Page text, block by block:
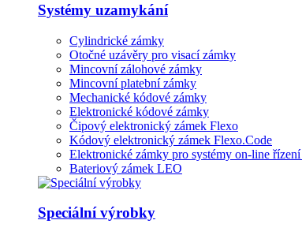
Systémy uzamykání
Cylindrické zámky
Otočné uzávěry pro visací zámky
Mincovní zálohové zámky
Mincovní platební zámky
Mechanické kódové zámky
Elektronické kódové zámky
Čipový elektronický zámek Flexo
Kódový elektronický zámek Flexo.Code
Elektronické zámky pro systémy on-line řízení
Bateriový zámek LEO
Speciální výrobky